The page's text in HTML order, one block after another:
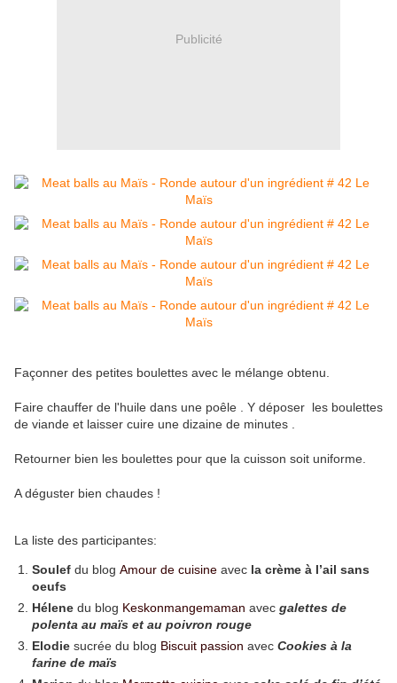
Publicité
Façonner des petites boulettes avec le mélange obtenu.
Faire chauffer de l'huile dans une poêle . Y déposer les boulettes
de viande et laisser cuire une dizaine de minutes .
Retourner bien les boulettes pour que la cuisson soit uniforme.
A déguster bien chaudes !
La liste des participantes:
Soulef du blog Amour de cuisine avec la crème à l’ail sans
oeufs
Hélene du blog Keskonmangemaman avec galettes de
polenta au maïs et au poivron rouge
Elodie sucrée du blog Biscuit passion avec Cookies à la
farine de maïs